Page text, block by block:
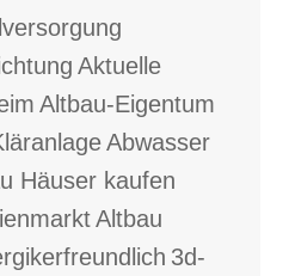
Aktuelle
Altbau-Eigentum
Abwasser
Häuser kaufen
Altbau
3d-